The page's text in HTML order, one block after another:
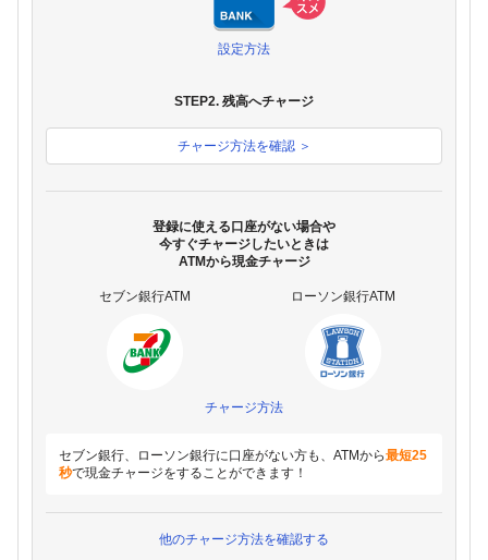
設定方法
STEP2. 残高へチャージ
チャージ方法を確認 ＞
登録に使える口座がない場合や
今すぐチャージしたいときは
ATMから現金チャージ
セブン銀行ATM ローソン銀行ATM
チャージ方法
セブン銀行、ローソン銀行に口座がない方も、ATMから最短25
秒で現金チャージをすることができます！
他のチャージ方法を確認する